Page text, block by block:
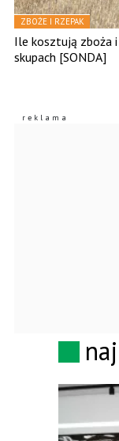
ZBOŻE I RZEPAK
Ile kosztują zboża i
skupach [SONDA]